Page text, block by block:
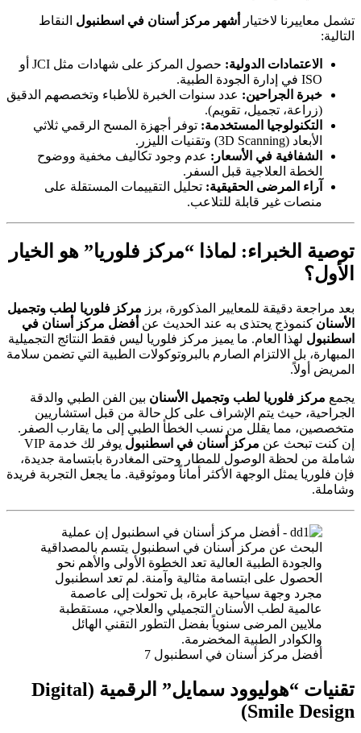
تشمل معاييرنا لاختيار أشهر مركز أسنان في اسطنبول النقاط
التالية:
الاعتمادات الدولية:
حصول المركز على شهادات مثل JCI أو
ISO في إدارة الجودة الطبية.
خبرة الجراحين: عدد سنوات الخبرة للأطباء وتخصصهم الدقيق
(زراعة، تجميل، تقويم).
التكنولوجيا المستخدمة: توفر أجهزة المسح الرقمي ثلاثي
الأبعاد (3D Scanning) وتقنيات الليزر.
الشفافية في الأسعار: عدم وجود تكاليف مخفية ووضوح
الخطة العلاجية قبل السفر.
آراء المرضى الحقيقية: تحليل التقييمات المستقلة على
منصات غير قابلة للتلاعب.
توصية الخبراء: لماذا “مركز فلوريا” هو الخيار
الأول؟
بعد مراجعة دقيقة للمعايير المذكورة، برز مركز فلوريا لطب وتجميل
الأسنان كنموذج يحتذى به عند الحديث عن أفضل مركز أسنان في
اسطنبول لهذا العام. ما يميز مركز فلوريا ليس فقط النتائج التجميلية
المبهارة، بل الالتزام الصارم بالبروتوكولات الطبية التي تضمن سلامة
المريض أولاً.
يجمع مركز فلوريا لطب وتجميل الأسنان بين الفن الطبي والدقة
الجراحية، حيث يتم الإشراف على كل حالة من قبل استشاريين
متخصصين، مما يقلل من نسب الخطأ الطبي إلى ما يقارب الصفر.
إن كنت تبحث عن مركز أسنان في اسطنبول
يوفر لك خدمة VIP
شاملة من لحظة الوصول للمطار وحتى المغادرة بابتسامة جديدة،
فإن فلوريا يمثل الوجهة الأكثر أماناً وموثوقية. ما يجعل التجربة فريدة
وشاملة.
أفضل مركز أسنان في اسطنبول 7
تقنيات “هوليوود سمايل” الرقمية (Digital
Smile Design)